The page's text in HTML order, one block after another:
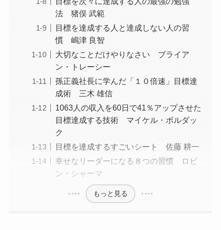
法 猪俣 武範
目標を達成する人と達成しない人の習
慣 嶋津 良智
大切なことだけやりなさい ブライア
ン・トレーシー
孫正義社長に学んだ「１０倍速」目標達
成術 三木 雄信
1063人の収入を60日で41％アップさせた
目標達成する技術 マイケル・ボルダッ
ク
目標を達成するすごいシート 佐藤 耕一
幸せなリーダーになる８つの習慣 ロビ
ン・シャーマ
もっと見る